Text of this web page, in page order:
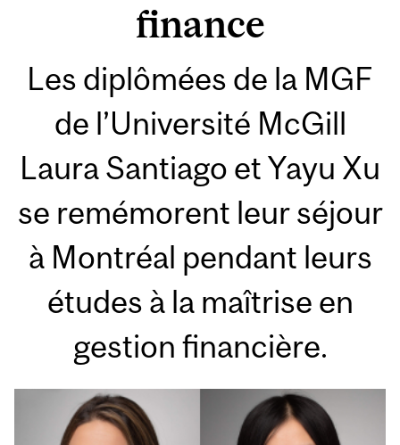
finance
Les diplômées de la MGF
de l’Université McGill
Laura Santiago et Yayu Xu
se remémorent leur séjour
à Montréal pendant leurs
études à la maîtrise en
gestion financière.